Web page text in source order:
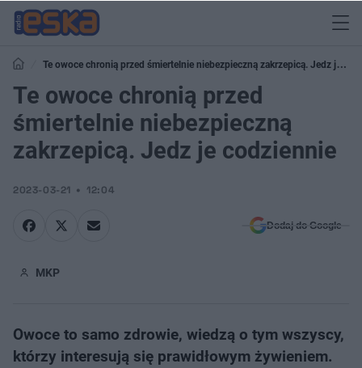
Te owoce chronią przed śmiertelnie niebezpieczną zakrzepicą. Jedz je
codziennie
Te owoce chronią przed
śmiertelnie niebezpieczną
zakrzepicą. Jedz je codziennie
2023-03-21 12:04
Dodaj do Google
MKP
Owoce to samo zdrowie, wiedzą o tym wszyscy,
którzy interesują się prawidłowym żywieniem.